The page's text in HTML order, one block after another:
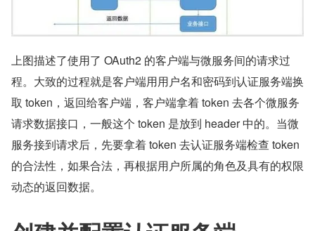
上图描述了使用了 OAuth2 的客户端与微服务间的请求过
程。大致的过程就是客户端用用户名和密码到认证服务端换
取 token，返回给客户端，客户端拿着 token 去各个微服务
请求数据接口，一般这个 token 是放到 header 中的。当微
服务接到请求后，先要拿着 token 去认证服务端检查 token
的合法性，如果合法，再根据用户所属的角色及具有的权限
动态的返回数据。